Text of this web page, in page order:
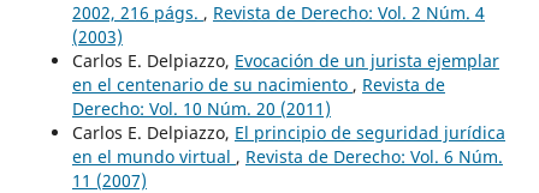
2002, 216 págs. , Revista de Derecho: Vol. 2 Núm. 4
(2003)
Carlos E. Delpiazzo, Evocación de un jurista ejemplar
en el centenario de su nacimiento , Revista de
Derecho: Vol. 10 Núm. 20 (2011)
Carlos E. Delpiazzo, El principio de seguridad jurídica
en el mundo virtual , Revista de Derecho: Vol. 6 Núm.
11 (2007)